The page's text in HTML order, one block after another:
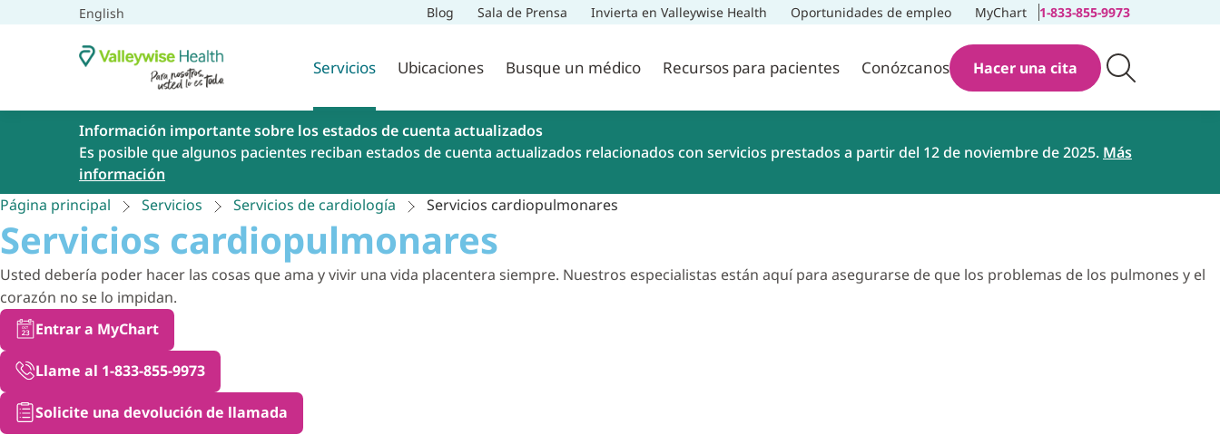
English Blog Sala de Prensa Invierta en Valleywise Health Oportunidades de empleo MyChart 1-833-855-9973
Servicios Ubicaciones Busque un médico Recursos para pacientes Conózcanos Hacer una cita
Información importante sobre los estados de cuenta actualizados
Es posible que algunos pacientes reciban estados de cuenta actualizados relacionados con servicios prestados a partir del 12 de noviembre de 2025. Más
información
Página principal
Servicios Servicios de cardiología Servicios cardiopulmonares
Servicios cardiopulmonares
Usted debería poder hacer las cosas que ama y vivir una vida placentera siempre. Nuestros especialistas están aquí para asegurarse de que los problemas de los pulmones y el
corazón no se lo impidan.
Entrar a MyChart
Llame al 1-833-855-9973
Solicite una devolución de llamada